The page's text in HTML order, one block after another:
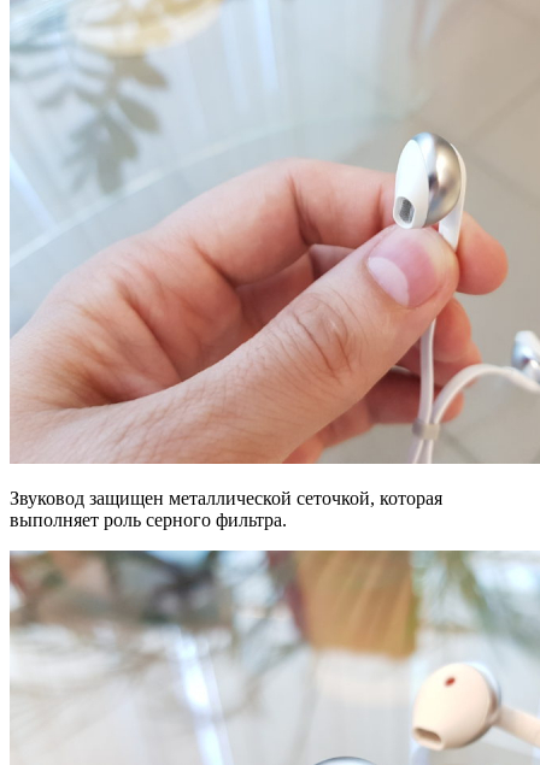
Звуковод защищен металлической сеточкой, которая
выполняет роль серного фильтра.